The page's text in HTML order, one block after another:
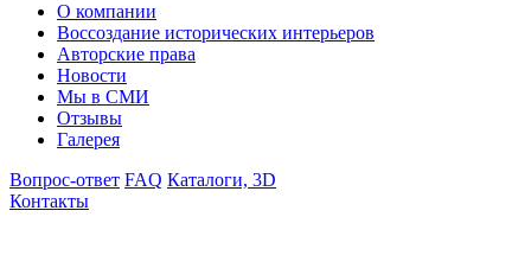
О компании
Воссоздание исторических интерьеров
Авторские права
Новости
Мы в СМИ
Отзывы
Галерея
Вопрос-ответ FAQ Каталоги, 3D
Контакты